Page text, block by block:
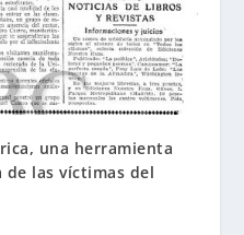
una herramienta
de las víctimas del